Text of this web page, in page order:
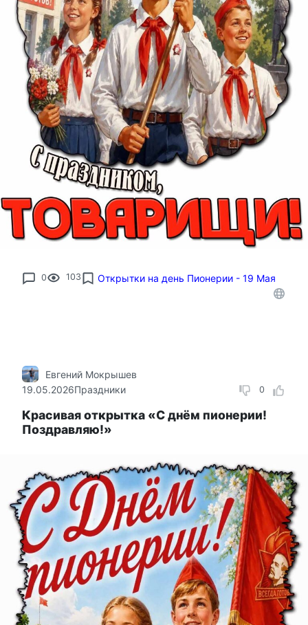
0 103 Открытки на день Пионерии - 19 Мая
0
Евгений Мокрышев
19.05.2026Праздники
Красивая открытка «С днём пионерии!
Поздравляю!»